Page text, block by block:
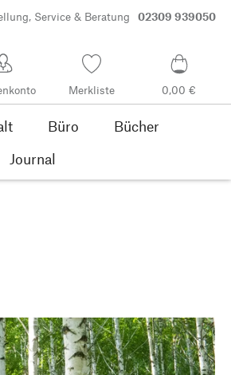
Service & Beratung 02309 939050
Merkliste 0,00 €
Büro
Bücher
Journal